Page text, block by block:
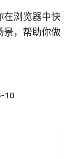
在浏览器中快
景，帮助你做
10